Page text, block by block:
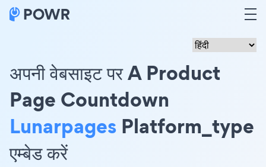
अपनी वेबसाइट पर A Product
Page Countdown
Lunarpages Platform_type
एम्बेड करें